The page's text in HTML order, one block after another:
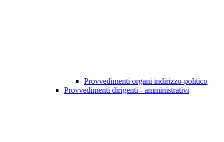
Provvedimenti organi indirizzo-politico
Provvedimenti dirigenti - amministrativi